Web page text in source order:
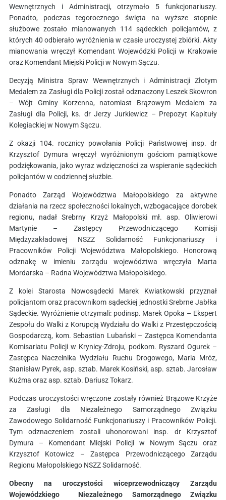
Wewnętrznych i Administracji, otrzymało 5 funkcjonariuszy.
Ponadto, podczas tegorocznego święta na wyższe stopnie
służbowe zostało mianowanych 114 sądeckich policjantów, z
których 40 odbierało wyróżnienia w czasie uroczystej zbiórki. Akty
mianowania wręczył Komendant Wojewódzki Policji w Krakowie
oraz Komendant Miejski Policji w Nowym Sączu.
Decyzją Ministra Spraw Wewnętrznych i Administracji Złotym
Medalem za Zasługi dla Policji został odznaczony Leszek Skowron
– Wójt Gminy Korzenna, natomiast Brązowym Medalem za
Zasługi dla Policji, ks. dr Jerzy Jurkiewicz – Prepozyt Kapituły
Kolegiackiej w Nowym Sączu.
Z okazji 104. rocznicy powołania Policji Państwowej insp. dr
Krzysztof Dymura wręczył wyróżnionym gościom pamiątkowe
podziękowania, jako wyraz wdzięczności za wspieranie sądeckich
policjantów w codziennej służbie.
Ponadto Zarząd Województwa Małopolskiego za aktywne
działania na rzecz społeczności lokalnych, wzbogacające dorobek
regionu, nadał Srebrny Krzyż Małopolski mł. asp. Oliwierowi
Martynie – Zastępcy Przewodniczącego Komisji
Międzyzakładowej NSZZ Solidarność Funkcjonariuszy i
Pracowników Policji Województwa Małopolskiego. Honorową
odznakę w imieniu zarządu województwa wręczyła Marta
Mordarska – Radna Województwa Małopolskiego.
Z kolei Starosta Nowosądecki Marek Kwiatkowski przyznał
policjantom oraz pracownikom sądeckiej jednostki Srebrne Jabłka
Sądeckie. Wyróżnienie otrzymali: podinsp. Marek Opoka – Ekspert
Zespołu do Walki z Korupcją Wydziału do Walki z Przestępczością
Gospodarczą, kom. Sebastian Lubański – Zastępca Komendanta
Komisariatu Policji w Krynicy-Zdroju, podkom. Ryszard Ogurek –
Zastępca Naczelnika Wydziału Ruchu Drogowego, Maria Mróz,
Stanisław Pyrek, asp. sztab. Marek Kosiński, asp. sztab. Jarosław
Kuźma oraz asp. sztab. Dariusz Tokarz.
Podczas uroczystości wręczone zostały również Brązowe Krzyże
za Zasługi dla Niezależnego Samorządnego Związku
Zawodowego Solidarność Funkcjonariuszy i Pracowników Policji.
Tym odznaczeniem zostali uhonorowani insp. dr Krzysztof
Dymura – Komendant Miejski Policji w Nowym Sączu oraz
Krzysztof Kotowicz – Zastępca Przewodniczącego Zarządu
Regionu Małopolskiego NSZZ Solidarność.
Obecny na uroczystości wiceprzewodniczący Zarządu
Wojewódzkiego Niezależnego Samorządnego Związku